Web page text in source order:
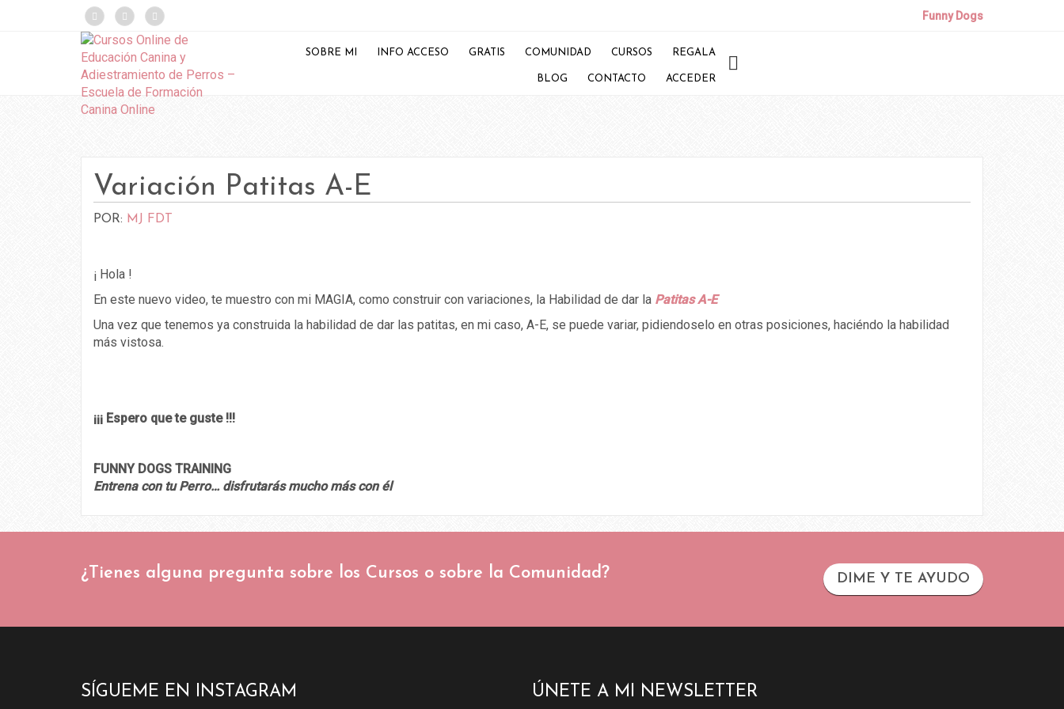
Funny Dogs
SOBRE MI INFO ACCESO GRATIS COMUNIDAD CURSOS REGALA
BLOG CONTACTO ACCEDER
Variación Patitas A-E
POR: MJ FDT
¡ Hola !
En este nuevo video, te muestro con mi MAGIA, como construir con variaciones, la Habilidad de dar la Patitas A-E
Una vez que tenemos ya construida la habilidad de dar las patitas, en mi caso, A-E, se puede variar, pidiendoselo en otras posiciones, haciéndo la habilidad
más vistosa.
¡¡¡ Espero que te guste !!!
FUNNY DOGS TRAINING
Entrena con tu Perro… disfrutarás mucho más con él
¿Tienes alguna pregunta sobre los Cursos o sobre la Comunidad? DIME Y TE AYUDO
SÍGUEME EN INSTAGRAM ÚNETE A MI NEWSLETTER